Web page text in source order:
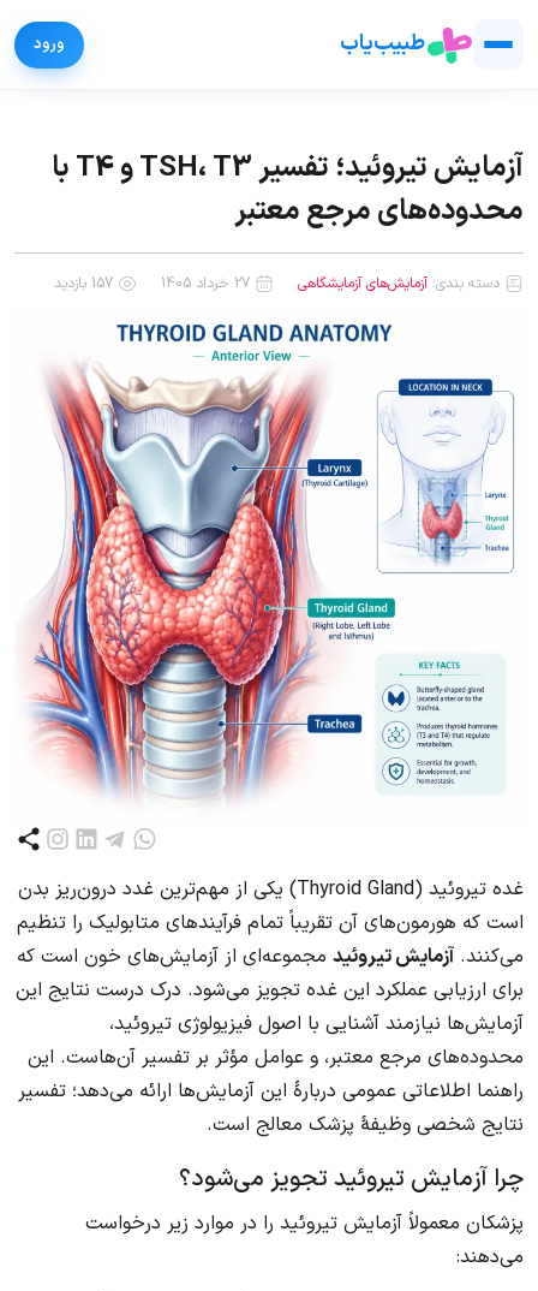
طبیب‌یاب
آزمایش تیروئید؛ تفسیر TSH، T3 و T4 با
محدوده‌های مرجع معتبر
دسته بندی: آزمایش‌های آزمایشگاهی
غده تیروئید (Thyroid Gland) یکی از مهم‌ترین غدد درون‌ریز بدن
است که هورمون‌های آن تقریباً تمام فرآیندهای متابولیک را تنظیم
می‌کنند. آزمایش تیروئید مجموعه‌ای از آزمایش‌های خون است که
برای ارزیابی عملکرد این غده تجویز می‌شود. درک درست نتایج این
آزمایش‌ها نیازمند آشنایی با اصول فیزیولوژی تیروئید،
محدوده‌های مرجع معتبر، و عوامل مؤثر بر تفسیر آن‌هاست. این
راهنما اطلاعاتی عمومی دربارهٔ این آزمایش‌ها ارائه می‌دهد؛ تفسیر
نتایج شخصی وظیفهٔ پزشک معالج است.
چرا آزمایش تیروئید تجویز می‌شود؟
پزشکان معمولاً آزمایش تیروئید را در موارد زیر درخواست
می‌دهند: